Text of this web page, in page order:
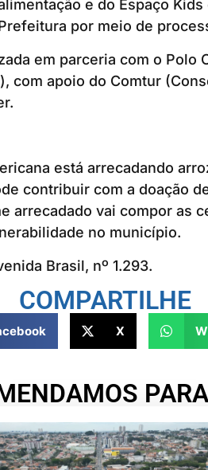
e do Espaço
por meio de
em parceria com o Polo
com apoio do Comtur
está arrecadando
contribuir com a doação
arrecadado vai compor as
no município.
Brasil, nº 1.293.
COMPARTILHE
X